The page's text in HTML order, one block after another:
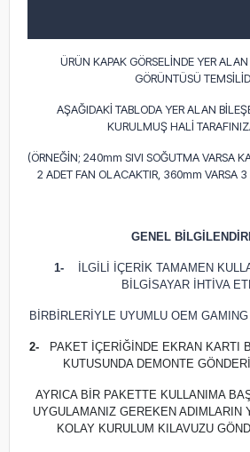
ÜRÜN KAPAK GÖRSELİNDE YER
GÖRÜNTÜSÜ
AŞAĞIDAKİ TABLODA YER ALAN
KURULMUŞ HALİ
(ÖRNEĞİN; 240mm SIVI SOĞUTMA VARSA
2 ADET FAN OLACAKTIR, 360mm VARSA
GENEL
1-
İLGİLİ İÇERİK TAMAMEN
BİLGİSAYAR İHTİVA
BİRBİRLERİYLE UYUMLU OEM
2-
PAKET İÇERİĞİNDE EKRAN KARTI
KUTUSUNDA DEMONTE
AYRICA BİR PAKETTE KULLANIMA
UYGULAMANIZ GEREKEN ADIMLARIN
KOLAY KURULUM KILAVUZU